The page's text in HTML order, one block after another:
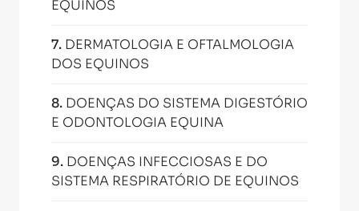
EQUINOS
7. DERMATOLOGIA E OFTALMOLOGIA
DOS EQUINOS
8. DOENÇAS DO SISTEMA DIGESTÓRIO
E ODONTOLOGIA EQUINA
9. DOENÇAS INFECCIOSAS E DO
SISTEMA RESPIRATÓRIO DE EQUINOS